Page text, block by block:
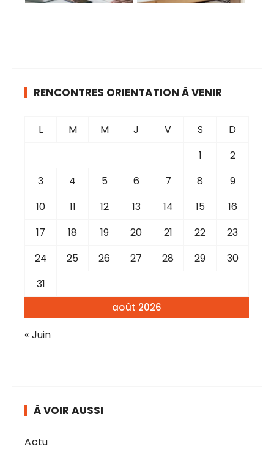
RENCONTRES ORIENTATION À VENIR
août 2026
L M M J V S
D
1
2
3
4 5 6 7 8
9
10
11 12 13 14 15
16
17
18 19 20 21 22
23
24
25 26 27 28 29
30
31
« Juin
À VOIR AUSSI
Actu